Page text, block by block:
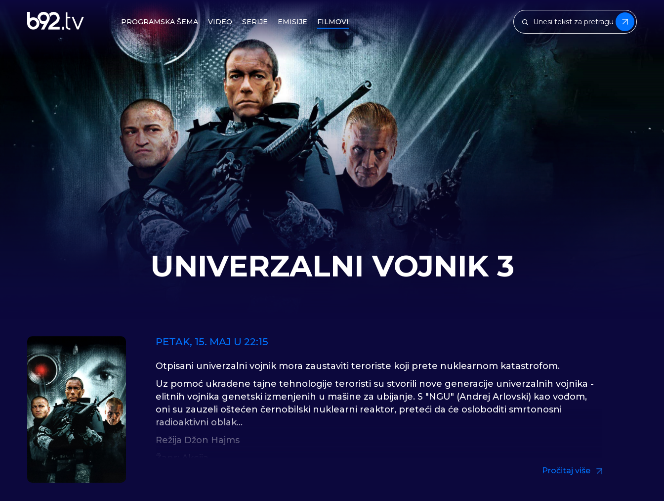
PROGRAMSKA ŠEMA VIDEO SERIJE EMISIJE FILMOVI
UNIVERZALNI VOJNIK 3
PETAK, 15. MAJ U 22:15
Otpisani univerzalni vojnik mora zaustaviti teroriste koji prete nuklearnom katastrofom.
Uz pomoć ukradene tajne tehnologije teroristi su stvorili nove generacije univerzalnih vojnika -
elitnih vojnika genetski izmenjenih u mašine za ubijanje. S "NGU" (Andrej Arlovski) kao vođom,
oni su zauzeli oštećen černobilski nuklearni reaktor, preteći da će osloboditi smrtonosni
radioaktivni oblak...
Režija Džon Hajms
Pročitaj više